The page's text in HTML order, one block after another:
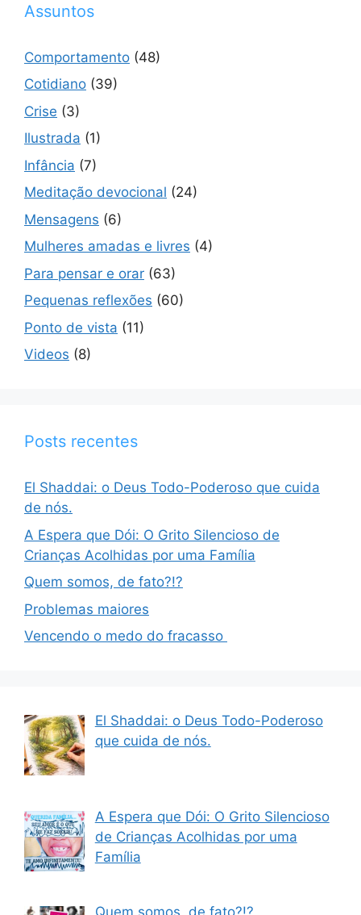
Assuntos
Comportamento (48)
Cotidiano (39)
Crise (3)
Ilustrada (1)
Infância (7)
Meditação devocional (24)
Mensagens (6)
Mulheres amadas e livres (4)
Para pensar e orar (63)
Pequenas reflexões (60)
Ponto de vista (11)
Videos (8)
Posts recentes
El Shaddai: o Deus Todo-Poderoso que cuida
de nós.
A Espera que Dói: O Grito Silencioso de
Crianças Acolhidas por uma Família
Quem somos, de fato?!?
Problemas maiores
Vencendo o medo do fracasso
El Shaddai: o Deus Todo-Poderoso
que cuida de nós.
A Espera que Dói: O Grito Silencioso
de Crianças Acolhidas por uma
Família
Quem somos, de fato?!?